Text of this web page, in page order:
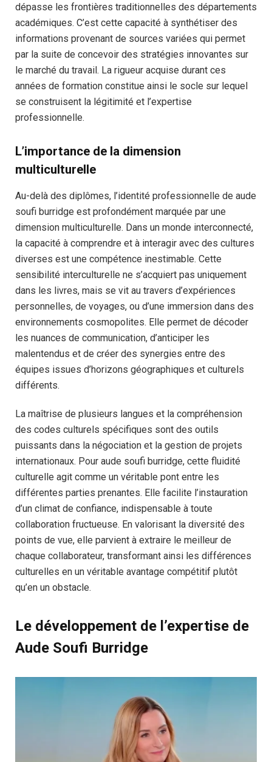
dépasse les frontières traditionnelles des départements
académiques. C’est cette capacité à synthétiser des
informations provenant de sources variées qui permet
par la suite de concevoir des stratégies innovantes sur
le marché du travail. La rigueur acquise durant ces
années de formation constitue ainsi le socle sur lequel
se construisent la légitimité et l’expertise
professionnelle.
L’importance de la dimension
multiculturelle
Au-delà des diplômes, l’identité professionnelle de aude
soufi burridge est profondément marquée par une
dimension multiculturelle. Dans un monde interconnecté,
la capacité à comprendre et à interagir avec des cultures
diverses est une compétence inestimable. Cette
sensibilité interculturelle ne s’acquiert pas uniquement
dans les livres, mais se vit au travers d’expériences
personnelles, de voyages, ou d’une immersion dans des
environnements cosmopolites. Elle permet de décoder
les nuances de communication, d’anticiper les
malentendus et de créer des synergies entre des
équipes issues d’horizons géographiques et culturels
différents.
La maîtrise de plusieurs langues et la compréhension
des codes culturels spécifiques sont des outils
puissants dans la négociation et la gestion de projets
internationaux. Pour aude soufi burridge, cette fluidité
culturelle agit comme un véritable pont entre les
différentes parties prenantes. Elle facilite l’instauration
d’un climat de confiance, indispensable à toute
collaboration fructueuse. En valorisant la diversité des
points de vue, elle parvient à extraire le meilleur de
chaque collaborateur, transformant ainsi les différences
culturelles en un véritable avantage compétitif plutôt
qu’en un obstacle.
Le développement de l’expertise de
Aude Soufi Burridge